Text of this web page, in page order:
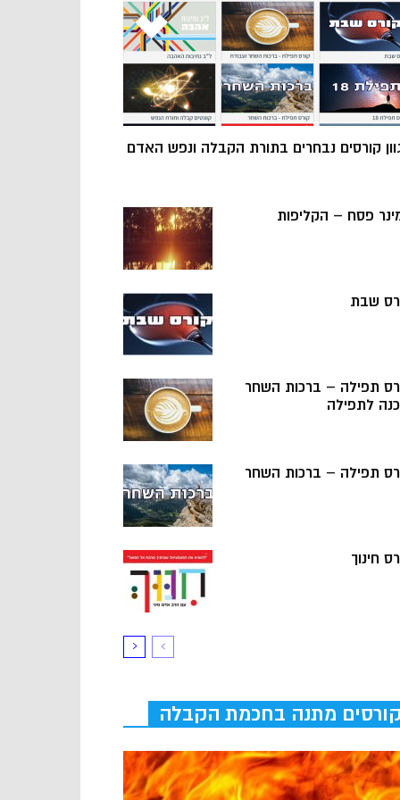
קורסים נבחרים בתורת הקבלה ונפש האדם
פסח – הקליפות
שבת
תפילה – ברכות השחר
לתפילה
תפילה – ברכות השחר
חינוך
קורסים מתנה בחכמת הקבלה